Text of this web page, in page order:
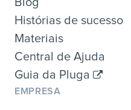
Histórias de sucesso
Materiais
Central de Ajuda
Guia da Pluga
EMPRESA